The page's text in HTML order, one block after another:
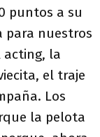
puntos a su
para nuestros
la
el traje
Los
la pelota